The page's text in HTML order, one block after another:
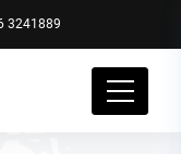
3241889